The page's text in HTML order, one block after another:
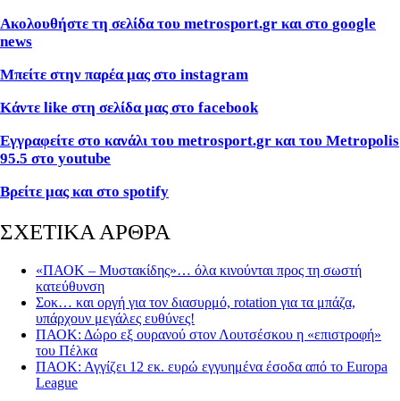
Ακολουθήστε τη σελίδα του metrosport.gr και στο google
news
Μπείτε στην παρέα μας στο instagram
Κάντε like στη σελίδα μας στο facebook
Εγγραφείτε στο κανάλι του metrosport.gr και του Metropolis
95.5 στο youtube
Βρείτε μας και στο spotify
ΣΧΕΤΙΚΑ ΑΡΘΡΑ
«ΠΑΟΚ – Μυστακίδης»… όλα κινούνται προς τη σωστή
κατεύθυνση
Σοκ… και οργή για τον διασυρμό, rotation για τα μπάζα,
υπάρχουν μεγάλες ευθύνες!
ΠΑΟΚ: Δώρο εξ ουρανού στον Λουτσέσκου η «επιστροφή»
του Πέλκα
ΠΑΟΚ: Αγγίζει 12 εκ. ευρώ εγγυημένα έσοδα από το Europa
League